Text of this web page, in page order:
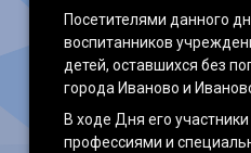
Посетителями данного
воспитанников
детей, оставшихся без
города Иваново и
В ходе Дня его
профессиями и